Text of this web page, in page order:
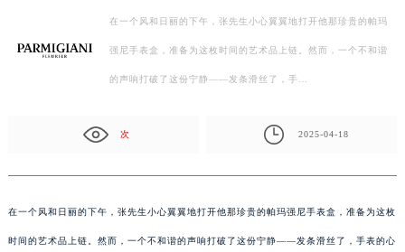
在一个风和日丽的下午，张先生小心翼翼地打开他那珍贵的帕玛
强尼手表盒，准备为这枚时间的艺术品上链。然而，一个不和谐
的声响打破了这份宁静——发条滑丝了，手…
次 2025-04-18
在一个风和日丽的下午，张先生小心翼翼地打开他那珍贵的帕玛强尼手表盒，准备为这枚
时间的艺术品上链。然而，一个不和谐的声响打破了这份宁静——发条滑丝了，手表的心